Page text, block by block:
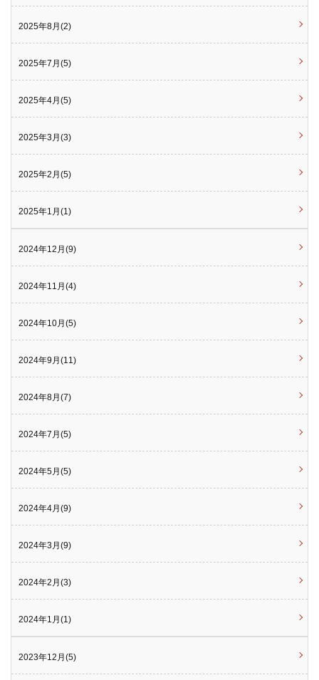
2025年8月(2)
2025年7月(5)
2025年4月(5)
2025年3月(3)
2025年2月(5)
2025年1月(1)
2024年12月(9)
2024年11月(4)
2024年10月(5)
2024年9月(11)
2024年8月(7)
2024年7月(5)
2024年5月(5)
2024年4月(9)
2024年3月(9)
2024年2月(3)
2024年1月(1)
2023年12月(5)